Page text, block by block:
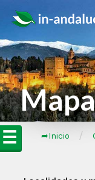
☰ ➦Inicio /